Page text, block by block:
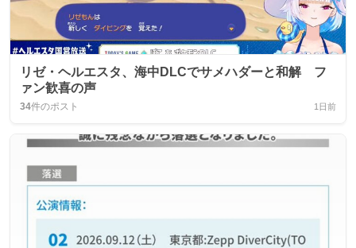
リゼ・ヘルエスタ、海中DLCでサメハダーと和解 フ
ァン歓喜の声
34件のポスト 1日前